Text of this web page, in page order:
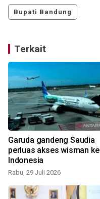
Bupati Bandung
Terkait
Garuda gandeng Saudia
perluas akses wisman ke
Indonesia
Rabu, 29 Juli 2026